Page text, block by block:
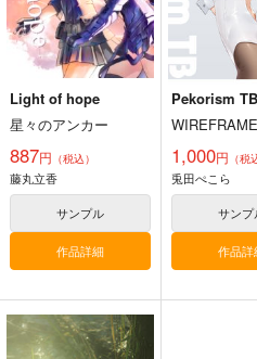
サンプル
カート
ホロライブ
百鬼あやめ
サンプル
カ
Light of hope
星々のアンカー
887円 （税込）
藤丸立香
サンプル
作品詳細
Pekorism TB
WIREFRAME
1,000円 （税
兎田ぺこら
サンプ
作品詳